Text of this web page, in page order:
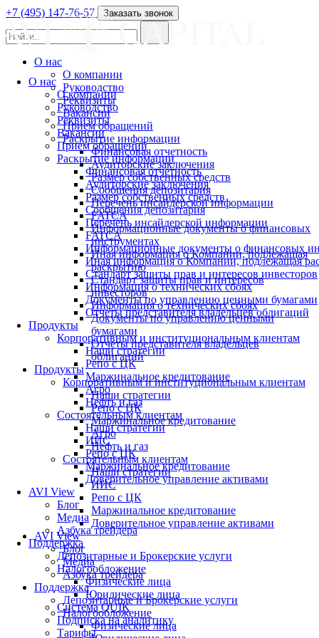
О нас
О компании
Руководство
Реквизиты
Вакансии
Прием обращений
Раскрытие информации
Финансовая отчетность
Аудиторские заключения
Размер собственных средств
Сообщения депозитария
Перечень инсайдерской информации
FATCA
Информационные документы о финансовых
Иная информация о Компании, подлежащая
Стандарт защиты прав и интересов инвесторов
Информация о технических сбоях
Документы по управлению ценными бумагами
Отчеты представителя владельцев облигаций
Продукты
Корпоративным и институциональным клиентам
Наши стратегии
Репо с ЦК
Маржинальное кредитование
Агро
Нефть и газ
Состоятельным клиентам
Наши стратегии
ИИС
Репо с ЦК
Маржинальное кредитование
Доверительное управление активами
AVI View
Блог
Медиа
Азбука трейдера
Поддержка
Депозитарные и Брокерские услуги
Налогообложение
Физические лица
Юридические лица
Система QUIK
Подписка на аналитику
Тарифы
+7 (495) 147-76-57 Заказать звонок
О нас
О компании
Руководство
Реквизиты
Вакансии
Прием обращений
Раскрытие информации
Финансовая отчетность
Аудиторские заключения
Размер собственных средств
Сообщения депозитария
Перечень инсайдерской информации
FATCA
Информационные документы о финансовых
инструментах
Иная информация о Компании, подлежащая
раскрытию
Стандарт защиты прав и интересов
инвесторов
Информация о технических сбоях
Документы по управлению ценными
бумагами
Отчеты представителя владельцев
облигаций
Продукты
Корпоративным и институциональным клиентам
Наши стратегии
Репо с ЦК
Маржинальное кредитование
Агро
Нефть и газ
Состоятельным клиентам
Наши стратегии
ИИС
Репо с ЦК
Маржинальное кредитование
Доверительное управление активами
AVI View
Блог
Медиа
Азбука трейдера
Поддержка
Депозитарные и Брокерские услуги
Налогообложение
Физические лица